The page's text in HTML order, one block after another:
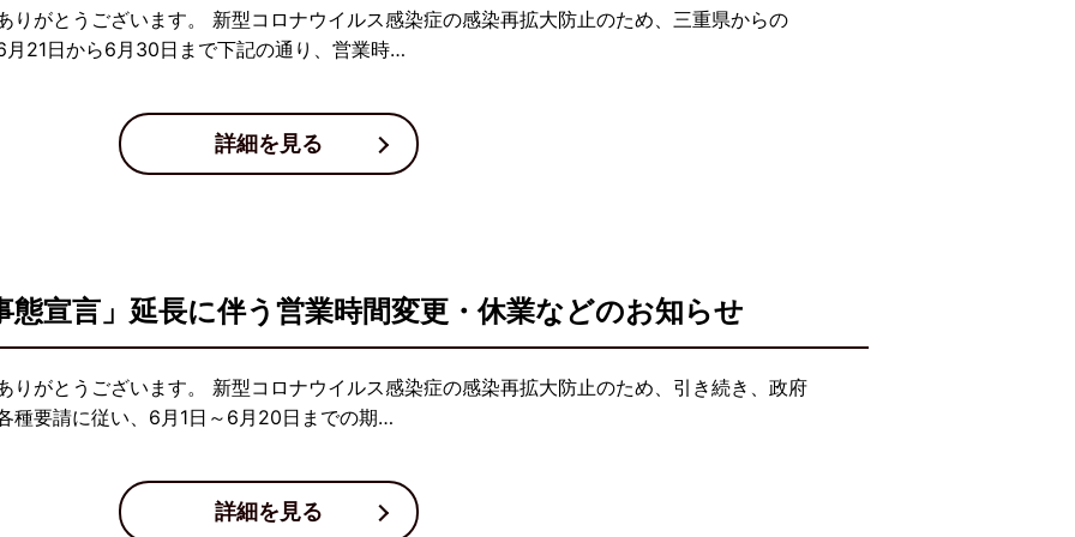
りがとうございます。 新型コロナウイルス感染症の感染再拡大防止のため、三重県からの
21日から6月30日まで下記の通り、営業時…
詳細を見る
宣言」延長に伴う営業時間変更・休業などのお知らせ
りがとうございます。 新型コロナウイルス感染症の感染再拡大防止のため、引き続き、政府
種要請に従い、6月1日～6月20日までの期…
詳細を見る